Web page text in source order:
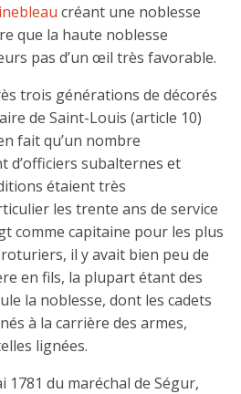
créant une noblesse
que la haute noblesse
pas d’un œil très favorable.
trois générations de décorés
de Saint-Louis (article 10)
fait qu’un nombre
d’officiers subalternes et
étaient très
les trente ans de service
comme capitaine pour les plus
il y avait bien peu de
en fils, la plupart étant des
la noblesse, dont les cadets
à la carrière des armes,
lignées.
1781 du maréchal de Ségur,